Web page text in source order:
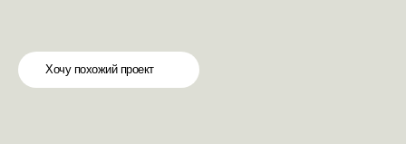
Хочу похожий проект